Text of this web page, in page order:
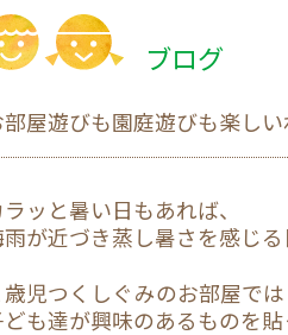
ブログ
部屋遊びも園庭遊びも楽し
ラッと暑い日もあれば、
雨が近づき蒸し暑さを感じ
歳児つくしぐみのお部屋では
ども達が興味のあるものを